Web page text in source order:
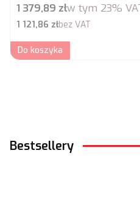
Cena brutto
1 379,89 złw tym 23%
Cena netto
1 121,86 złbez VAT
Do koszyka
Bestsellery